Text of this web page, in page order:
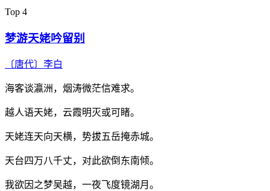
Top 4
梦游天姥吟留别
〔唐代〕 李白
海客谈瀛洲，烟涛微茫信难求。
越人语天姥，云霞明灭或可睹。
天姥连天向天横，势拔五岳掩赤城。
天台四万八千丈，对此欲倒东南倾。
我欲因之梦吴越，一夜飞度镜湖月。